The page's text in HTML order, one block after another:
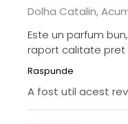
Dolha Catalin,
Este un parfum
raport calitate pret
Raspunde
A fost util acest